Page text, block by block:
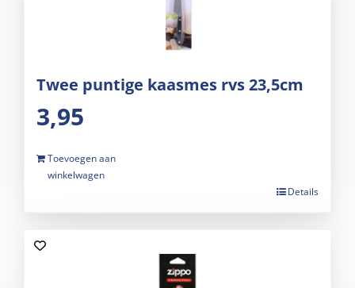
Twee puntige kaasmes rvs 23,5cm
3,95
Toevoegen aan
winkelwagen
Details